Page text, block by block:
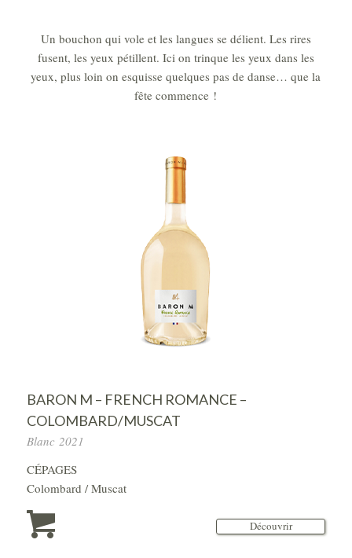
Un bouchon qui vole et les langues se délient. Les rires
fusent, les yeux pétillent. Ici on trinque les yeux dans les
yeux, plus loin on esquisse quelques pas de danse… que la
fête commence !
BARON M – FRENCH ROMANCE –
COLOMBARD/MUSCAT
Blanc 2021
CÉPAGES
Colombard / Muscat
Découvrir